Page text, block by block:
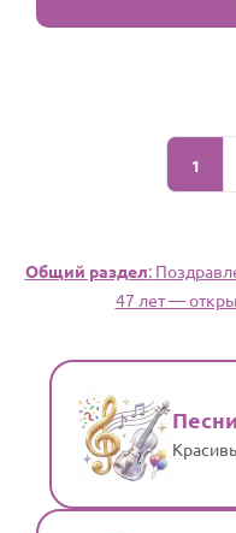
1
Общий раздел:
47 лет —